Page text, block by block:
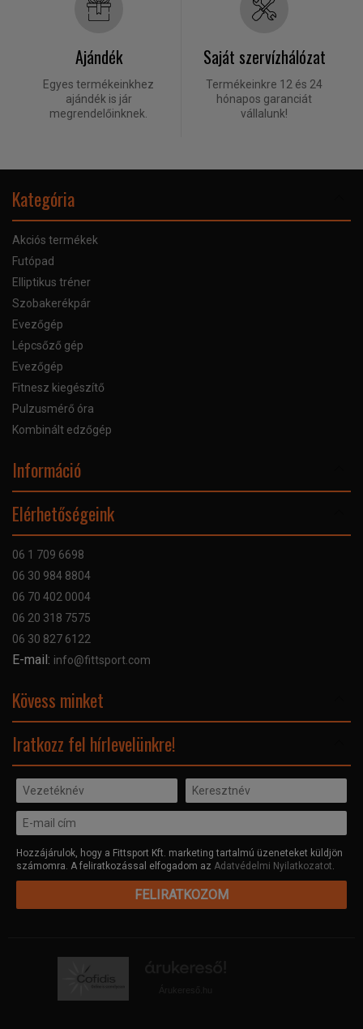
Ajándék
Egyes termékeinkhez
ajándék is jár
megrendelőinknek.
Saját szervízhálózat
Termékeinkre 12 és 24
hónapos garanciát
vállalunk!
Kategória
Akciós termékek
Futópad
Elliptikus tréner
Szobakerékpár
Evezőgép
Lépcsőző gép
Evezőgép
Fitnesz kiegészítő
Pulzusmérő óra
Kombinált edzőgép
Információ
Bankkártyás fizetés
Adatvédelmi nyilatkozat
Elérhetőségeink
06 1 709 6698
06 30 984 8804
06 70 402 0004
06 20 318 7575
06 30 827 6122
E-mail: info@fittsport.com
Kövess minket
Iratkozz fel hírlevelünkre!
Hozzájárulok, hogy a Fittsport Kft. marketing tartalmú üzeneteket küldjön
számomra. A feliratkozással elfogadom az Adatvédelmi Nyilatkozatot.
FELIRATKOZOM